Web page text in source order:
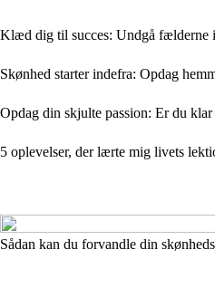
Klæd dig til succes: Undgå fælderne
Skønhed starter indefra: Opdag
Opdag din skjulte passion: Er du
5 oplevelser, der lærte mig livets
Sådan kan du forvandle din